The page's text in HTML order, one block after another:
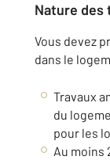
Nature des
Vous devez
dans le
Travaux
du
pour les
Au moins